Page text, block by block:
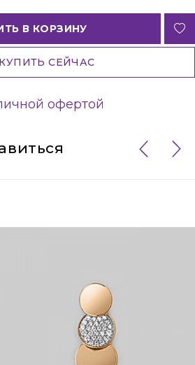
В КОРЗИНУ
КУПИТЬ СЕЙЧАС
офертой